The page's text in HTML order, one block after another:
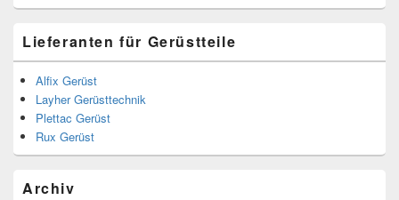
Lieferanten für Gerüstteile
Alfix Gerüst
Layher Gerüsttechnik
Plettac Gerüst
Rux Gerüst
Archiv